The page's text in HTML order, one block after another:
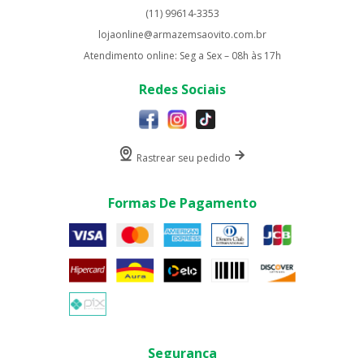
(11) 99614-3353
lojaonline@armazemsaovito.com.br
Atendimento online: Seg a Sex – 08h às 17h
Redes Sociais
Rastrear seu pedido
Formas De Pagamento
Segurança